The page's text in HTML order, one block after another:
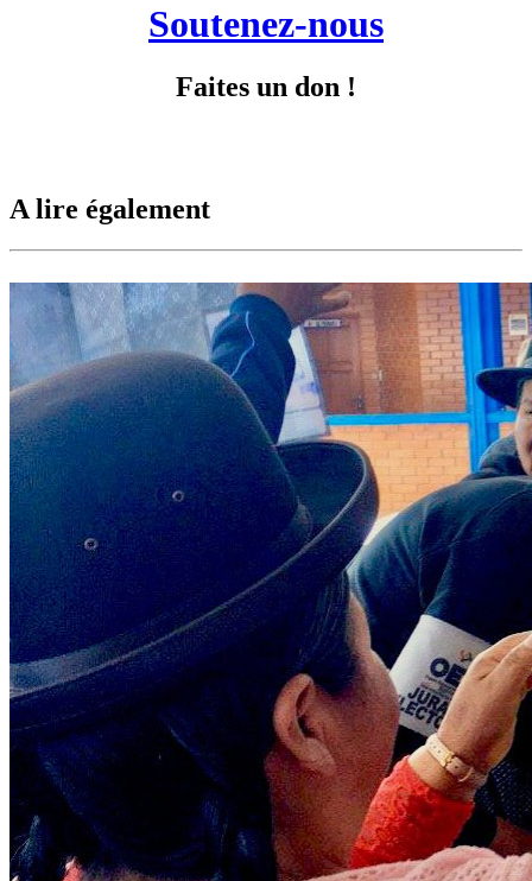
Soutenez-nous
Faites un don !
A lire également